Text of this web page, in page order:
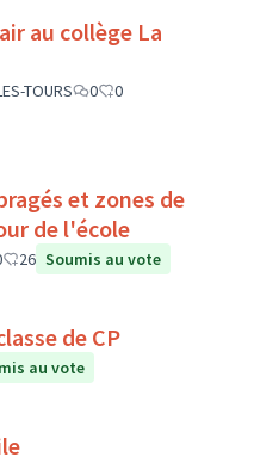
au collège La
TOURS 0
0
et zones de
de l'école
26 Soumis au vote
de CP
au vote